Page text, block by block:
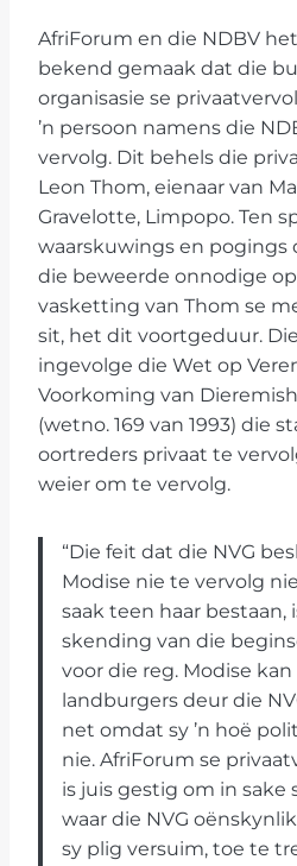
AfriForum en die NDBV
bekend gemaak dat die
organisasie se
’n persoon namens die
vervolg. Dit behels die
Leon Thom, eienaar van
Gravelotte, Limpopo. Ten
waarskuwings en pogings
die beweerde onnodige
vasketting van Thom se
sit, het dit voortgeduur.
ingevolge die Wet op
Voorkoming van
(wetno. 169 van 1993) die
oortreders privaat te
weier om te vervolg.
“Die feit dat die NVG
Modise nie te vervolg
saak teen haar bestaan,
skending van die
voor die reg. Modise
landburgers deur die
net omdat sy ’n hoë
nie. AfriForum se
is juis gestig om in sake
waar die NVG
sy plig versuim, toe te